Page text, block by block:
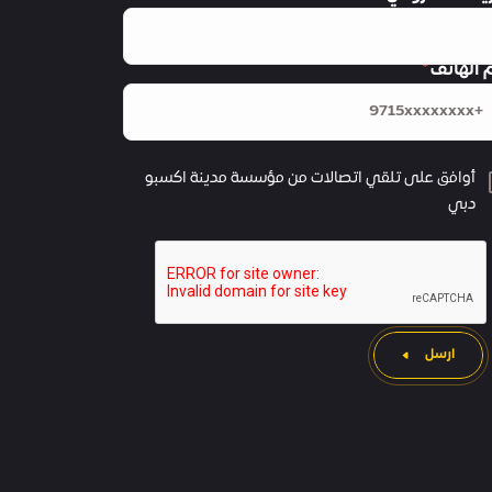
الهاتف
أوافق على تلقي اتصالات من مؤسسة مدينة اكسبو
دبي
ارسل